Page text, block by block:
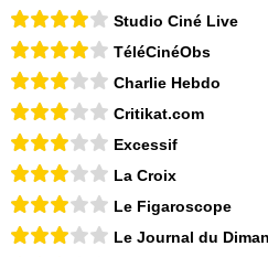
Studio Ciné Live
TéléCinéObs
Charlie Hebdo
Critikat.com
Excessif
La Croix
Le Figaroscope
Le Journal du